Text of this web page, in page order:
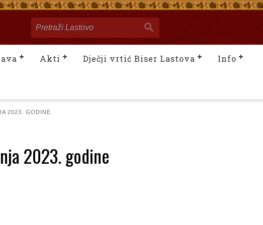
Akti Dječji vrtić Biser Lastova Info
2023. GODINE
2023. godine